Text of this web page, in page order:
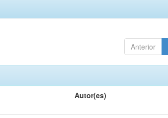
Anterior
Autor(es)